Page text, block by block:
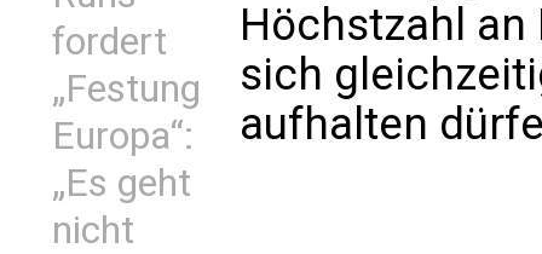
fordert
„Festung
Europa“:
„Es geht
nicht
Höchstzahl
sich
aufhalten